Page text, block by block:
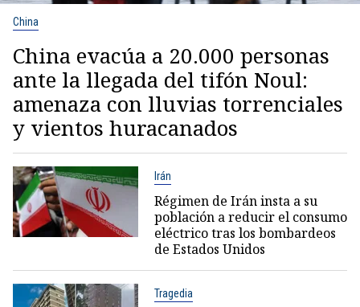
China
China evacúa a 20.000 personas
ante la llegada del tifón Noul:
amenaza con lluvias torrenciales
y vientos huracanados
Irán
Régimen de Irán insta a su
población a reducir el consumo
eléctrico tras los bombardeos
de Estados Unidos
Tragedia